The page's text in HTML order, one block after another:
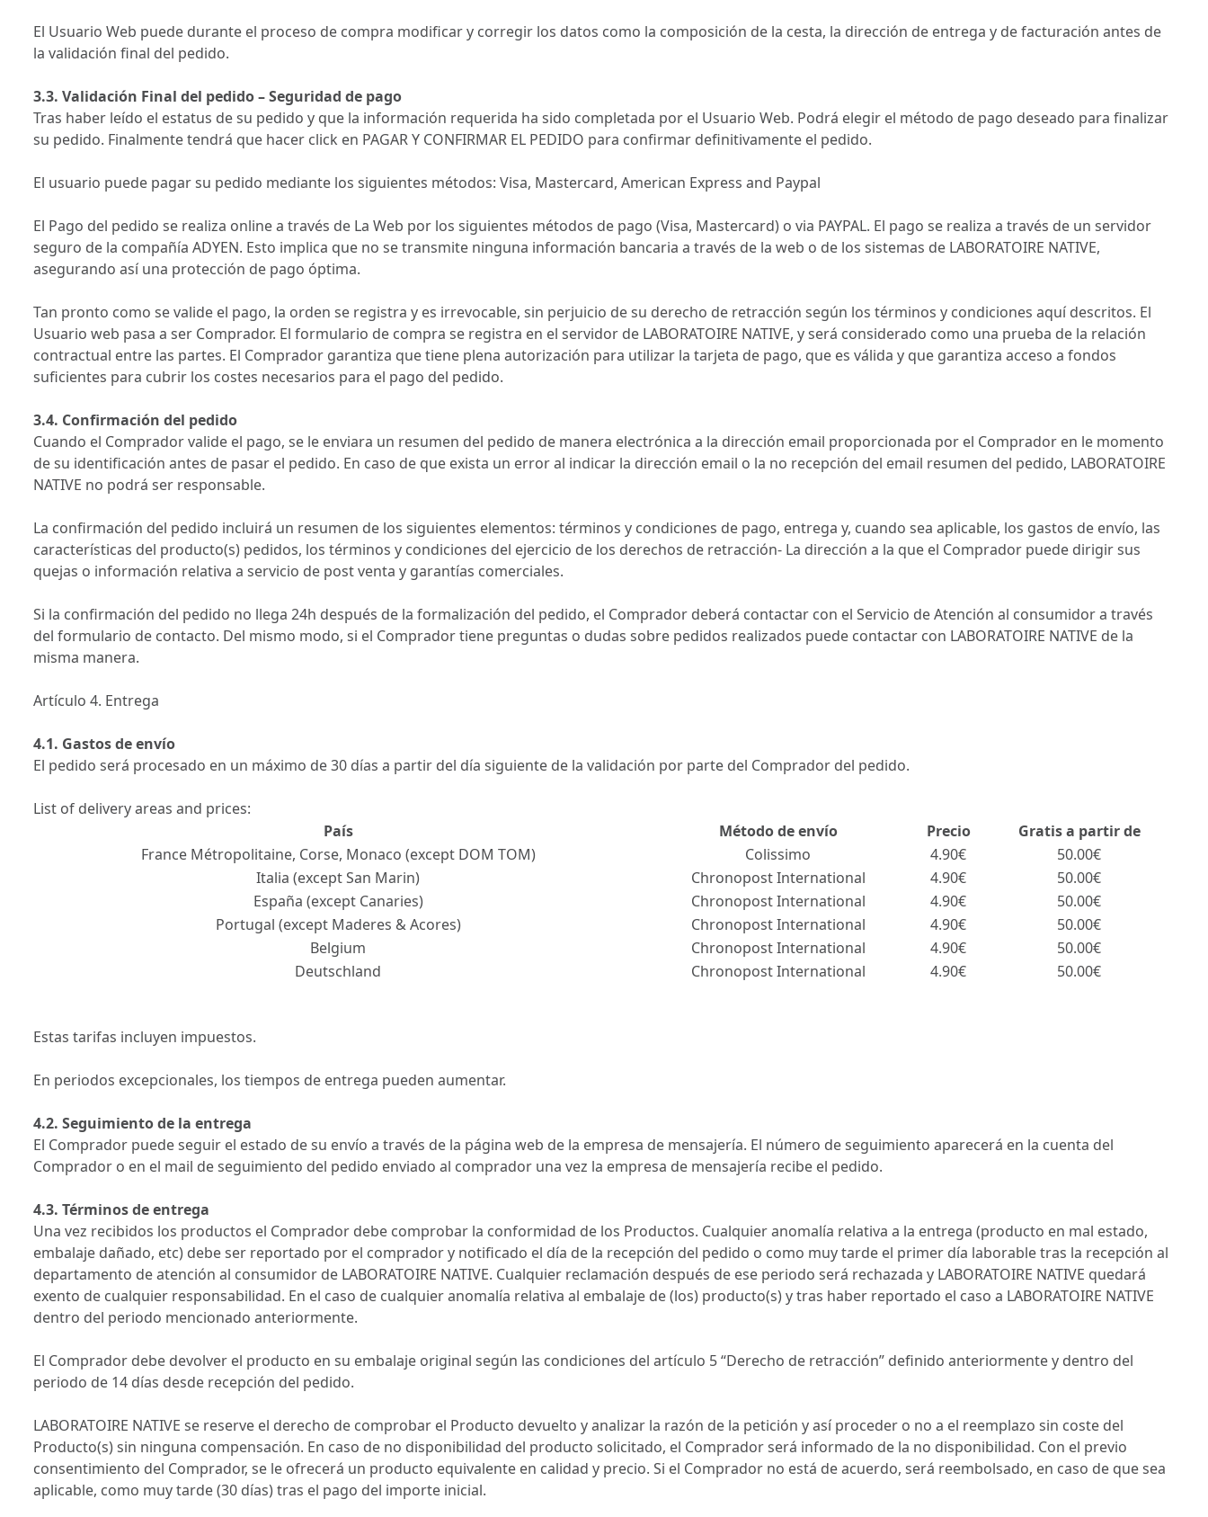
El Usuario Web puede durante el proceso de compra modificar y corregir los datos como la composición de la cesta, la dirección de entrega y de facturación antes de
la validación final del pedido.
3.3. Validación Final del pedido – Seguridad de pago
Tras haber leído el estatus de su pedido y que la información requerida ha sido completada por el Usuario Web. Podrá elegir el método de pago deseado para finalizar
su pedido. Finalmente tendrá que hacer click en PAGAR Y CONFIRMAR EL PEDIDO para confirmar definitivamente el pedido.
El usuario puede pagar su pedido mediante los siguientes métodos: Visa, Mastercard, American Express and Paypal
El Pago del pedido se realiza online a través de La Web por los siguientes métodos de pago (Visa, Mastercard) o via PAYPAL. El pago se realiza a través de un servidor
seguro de la compañía ADYEN. Esto implica que no se transmite ninguna información bancaria a través de la web o de los sistemas de LABORATOIRE NATIVE,
asegurando así una protección de pago óptima.
Tan pronto como se valide el pago, la orden se registra y es irrevocable, sin perjuicio de su derecho de retracción según los términos y condiciones aquí descritos. El
Usuario web pasa a ser Comprador. El formulario de compra se registra en el servidor de LABORATOIRE NATIVE, y será considerado como una prueba de la relación
contractual entre las partes. El Comprador garantiza que tiene plena autorización para utilizar la tarjeta de pago, que es válida y que garantiza acceso a fondos
suficientes para cubrir los costes necesarios para el pago del pedido.
3.4. Confirmación del pedido
Cuando el Comprador valide el pago, se le enviara un resumen del pedido de manera electrónica a la dirección email proporcionada por el Comprador en le momento
de su identificación antes de pasar el pedido. En caso de que exista un error al indicar la dirección email o la no recepción del email resumen del pedido, LABORATOIRE
NATIVE no podrá ser responsable.
La confirmación del pedido incluirá un resumen de los siguientes elementos: términos y condiciones de pago, entrega y, cuando sea aplicable, los gastos de envío, las
características del producto(s) pedidos, los términos y condiciones del ejercicio de los derechos de retracción- La dirección a la que el Comprador puede dirigir sus
quejas o información relativa a servicio de post venta y garantías comerciales.
Si la confirmación del pedido no llega 24h después de la formalización del pedido, el Comprador deberá contactar con el Servicio de Atención al consumidor a través
del formulario de contacto. Del mismo modo, si el Comprador tiene preguntas o dudas sobre pedidos realizados puede contactar con LABORATOIRE NATIVE de la
misma manera.
Artículo 4. Entrega
4.1. Gastos de envío
El pedido será procesado en un máximo de 30 días a partir del día siguiente de la validación por parte del Comprador del pedido.
List of delivery areas and prices:
País
Método de envío Precio
Gratis a partir de
France Métropolitaine, Corse, Monaco (except DOM TOM)
Colissimo 4.90€
50.00€
Italia (except San Marin)
Chronopost International 4.90€
50.00€
España (except Canaries)
Chronopost International 4.90€
50.00€
Portugal (except Maderes & Acores)
Chronopost International 4.90€
50.00€
Belgium
Chronopost International 4.90€
50.00€
Deutschland
Chronopost International 4.90€ 50.00€
Estas tarifas incluyen impuestos.
En periodos excepcionales, los tiempos de entrega pueden aumentar.
4.2. Seguimiento de la entrega
El Comprador puede seguir el estado de su envío a través de la página web de la empresa de mensajería. El número de seguimiento aparecerá en la cuenta del
Comprador o en el mail de seguimiento del pedido enviado al comprador una vez la empresa de mensajería recibe el pedido.
4.3. Términos de entrega
Una vez recibidos los productos el Comprador debe comprobar la conformidad de los Productos. Cualquier anomalía relativa a la entrega (producto en mal estado,
embalaje dañado, etc) debe ser reportado por el comprador y notificado el día de la recepción del pedido o como muy tarde el primer día laborable tras la recepción al
departamento de atención al consumidor de LABORATOIRE NATIVE. Cualquier reclamación después de ese periodo será rechazada y LABORATOIRE NATIVE quedará
exento de cualquier responsabilidad. En el caso de cualquier anomalía relativa al embalaje de (los) producto(s) y tras haber reportado el caso a LABORATOIRE NATIVE
dentro del periodo mencionado anteriormente.
El Comprador debe devolver el producto en su embalaje original según las condiciones del artículo 5 “Derecho de retracción” definido anteriormente y dentro del
periodo de 14 días desde recepción del pedido.
LABORATOIRE NATIVE se reserve el derecho de comprobar el Producto devuelto y analizar la razón de la petición y así proceder o no a el reemplazo sin coste del
Producto(s) sin ninguna compensación. En caso de no disponibilidad del producto solicitado, el Comprador será informado de la no disponibilidad. Con el previo
consentimiento del Comprador, se le ofrecerá un producto equivalente en calidad y precio. Si el Comprador no está de acuerdo, será reembolsado, en caso de que sea
aplicable, como muy tarde (30 días) tras el pago del importe inicial.